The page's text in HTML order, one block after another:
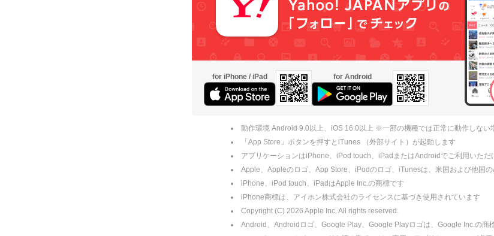
for iPhone / iPad for Android
動作環境 Android 9.0以上、iOS 16.0以上 ※一部の機種では正常に動作しない
「App Store」ボタンを押すとiTunes （外部サイト）が起動します
アプリケーションはiPhone、iPod touch、iPadまたはAndroidでご利用いただ
Apple、Appleのロゴ、App Store、iPodのロゴ、iTunesは、米国および他国
iPhone、iPod touch、iPadはApple Inc.の商標です
iPhone商標は、アイホン株式会社のライセンスに基づき使用されています
Copyright (C) 2026 Apple Inc. All rights reserved.
Android、Androidロゴ、Google Play、Google Playロゴは、Google Inc.の商